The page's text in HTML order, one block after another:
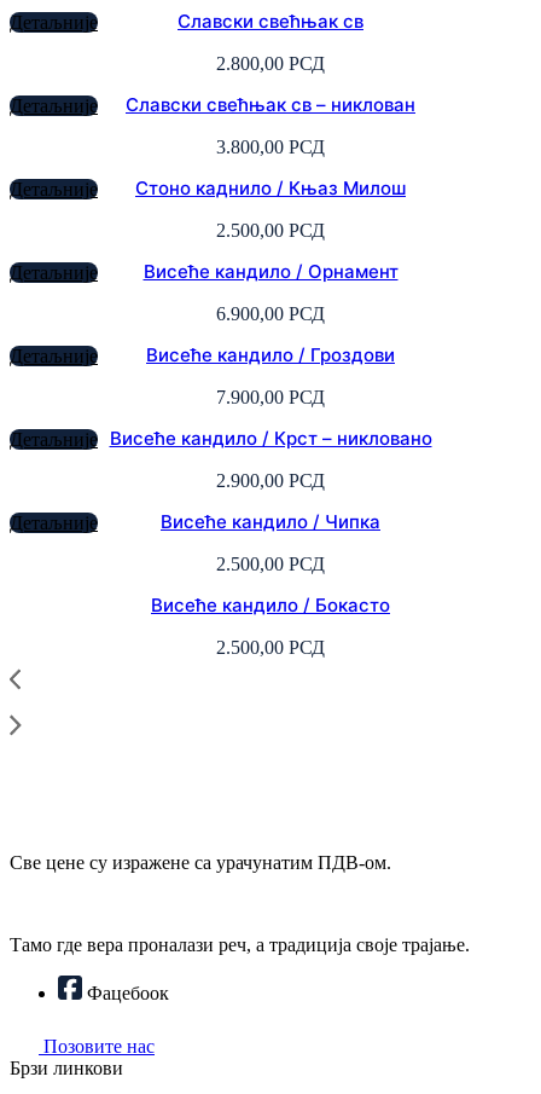
Славски свећњак св
2.800,00 РСД
Детаљније
Славски свећњак св – никлован
3.800,00 РСД
Детаљније
Стоно каднило / Књаз Милош
2.500,00 РСД
Детаљније
Висеће кандило / Орнамент
6.900,00 РСД
Детаљније
Висеће кандило / Гроздови
7.900,00 РСД
Детаљније
Висеће кандило / Крст – никловано
2.900,00 РСД
Детаљније
Висеће кандило / Чипка
2.500,00 РСД
Детаљније
Висеће кандило / Бокасто
2.500,00 РСД
Све цене су изражене са урачунатим ПДВ-ом.
Тамо где вера проналази реч, а традиција своје трајање.
Фацебоок
Позовите нас
Брзи линкови